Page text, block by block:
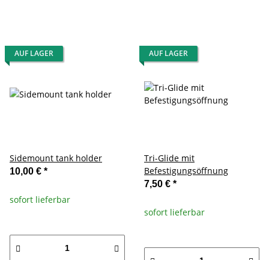
AUF LAGER
Sidemount tank holder
10,00 € *
sofort lieferbar
AUF LAGER
Tri-Glide mit
Befestigungsöffnung
7,50 € *
sofort lieferbar